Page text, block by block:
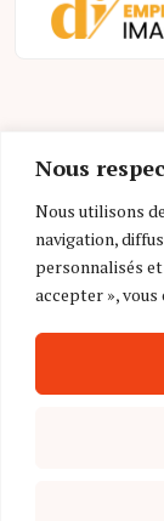
Nous
Nous utilisons
navigation,
personnalisés
accepter »,
Mentions légales
Charte
Gestion des